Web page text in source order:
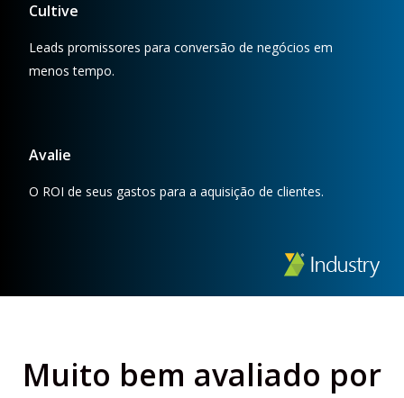
Cultive
Leads promissores para conversão de negócios em
menos tempo.
Avalie
O ROI de seus gastos para a aquisição de clientes.
Muito bem avaliado por